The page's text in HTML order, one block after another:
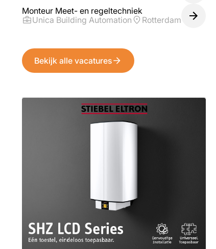
Monteur Meet- en regeltechniek
Unica Building Automation
Rotterdam
Bekijk alle vacatures